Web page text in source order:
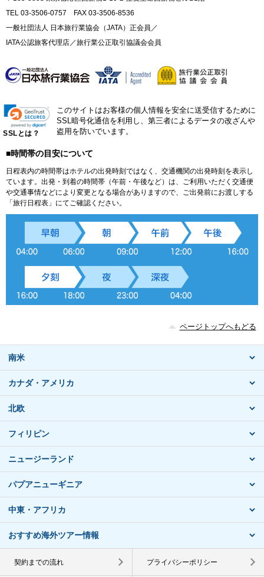
TEL 03-3506-0757 FAX 03-3506-8536
一般社団法人 日本旅行業協会（JATA）正会員／
IATA公認旅客代理店／旅行業公正取引協議会会員
SSLとは？
このサイトはお客様の個人情報を安全に送受信するために
SSL暗号化通信を利用し、第三者によるデータの改ざんや
盗用を防いでいます。
■時間帯の目安について
日程表内の時間帯はホテルの出発時刻ではなく、交通機関の出発時刻を表示し
ています。出発・到着の時間帯（午前・午後など）は、ご利用いただく交通便
や交通事情などにより変更となる場合がありますので、ご出発前にお渡しする
「旅行日程表」にてご確認ください。
ページトップへもどる
南米
カナダ・アメリカ
北欧
フィリピン
ニュージーランド
パプアニューギニア
中東・アフリカ
おすすめ海外ツアー情報
契約までの流れ プライバシーポリシー